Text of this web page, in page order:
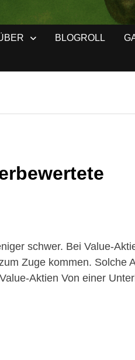
BLOGROLL
schwer. Bei Value-
Zuge kommen. Solche
Aktien Von einer